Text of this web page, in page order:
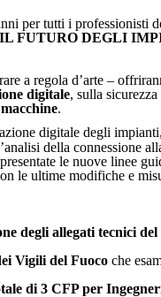
per tutti i professionisti
IL FUTURO DEGLI
a regola d’arte –
digitale, sulla
.
digitale degli
della connessione
le nuove linee
le ultime modifiche e
degli allegati tecnici del
Vigili del Fuoco che
di 3 CFP per